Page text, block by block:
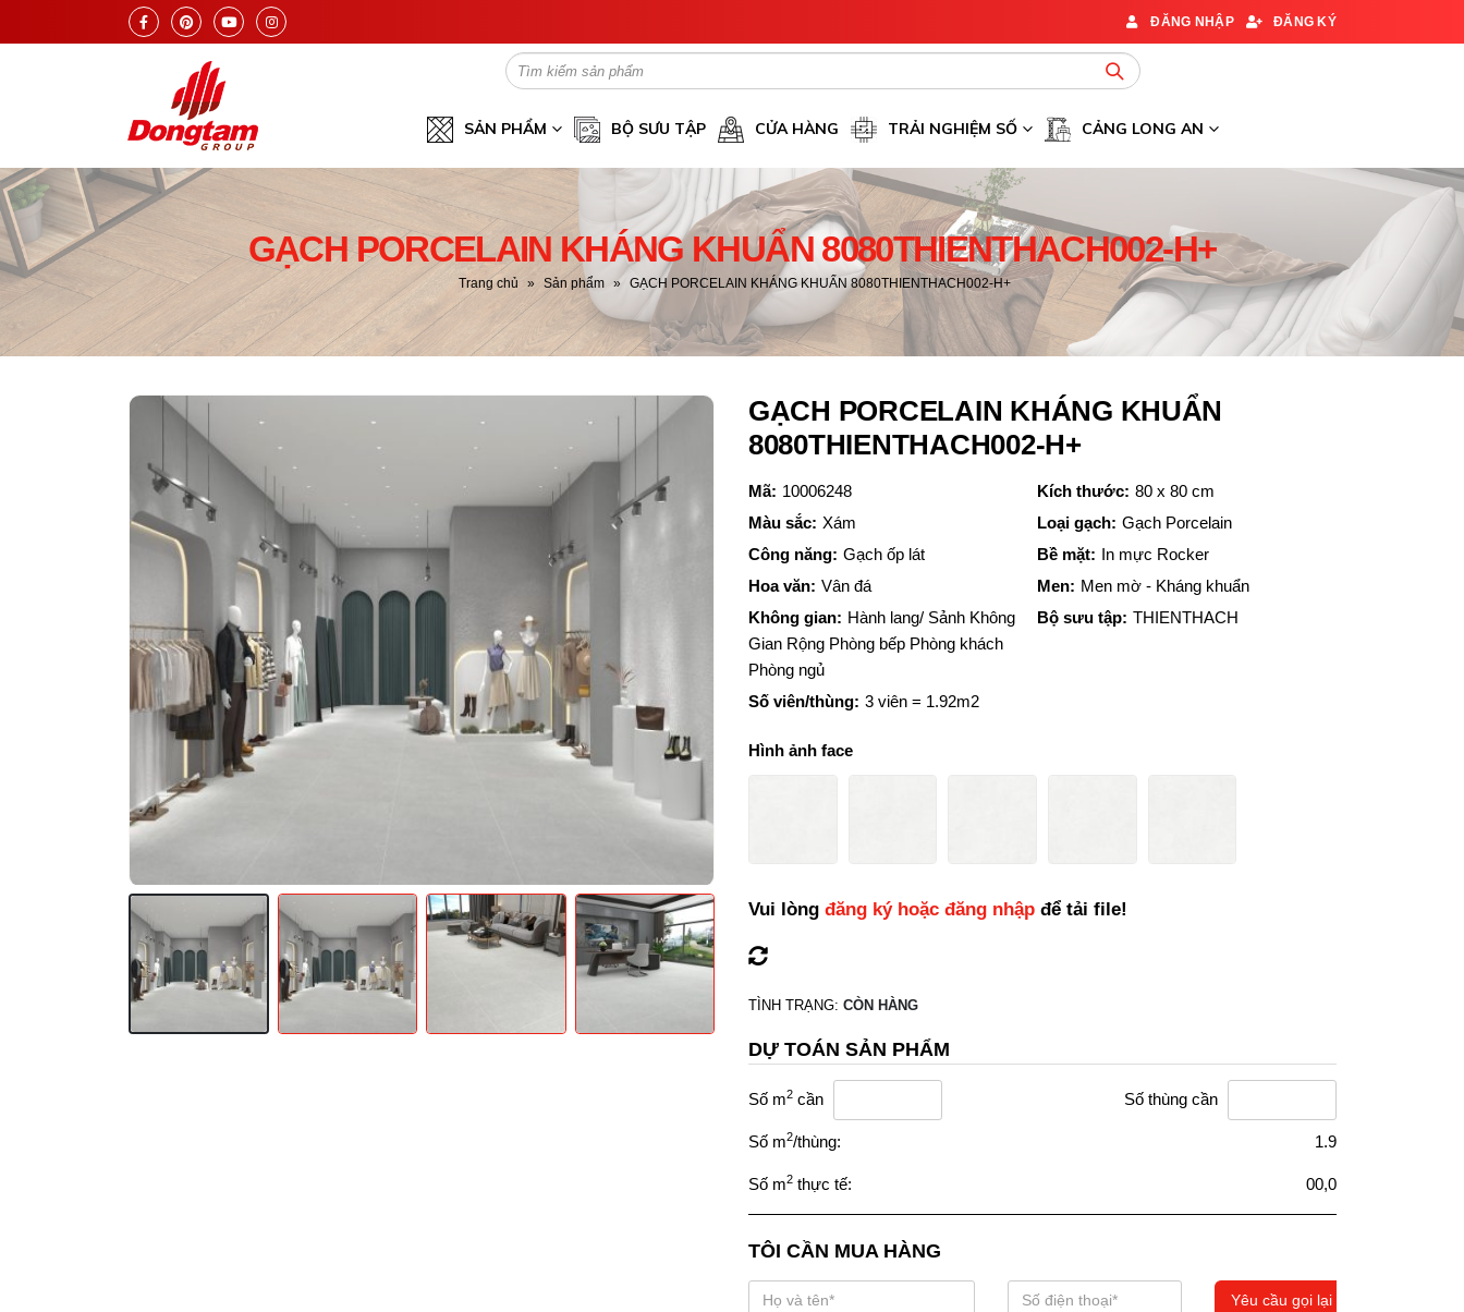
ĐĂNG NHẬP ĐĂNG KÝ
SẢN PHẨM BỘ SƯU TẬP CỬA HÀNG TRẢI NGHIỆM SỐ CẢNG LONG AN
GẠCH PORCELAIN KHÁNG KHUẨN 8080THIENTHACH002-H+
Trang chủ » Sản phẩm » GẠCH PORCELAIN KHÁNG KHUẨN 8080THIENTHACH002-H+
GẠCH PORCELAIN KHÁNG KHUẨN
8080THIENTHACH002-H+
Mã: 10006248 Kích thước: 80 x 80 cm
Màu sắc: Xám Loại gạch: Gạch Porcelain
Công năng: Gạch ốp lát Bề mặt: In mực Rocker
Hoa văn: Vân đá Men: Men mờ - Kháng khuẩn
Không gian: Hành lang/ Sảnh Không
Gian Rộng Phòng bếp Phòng khách
Phòng ngủ
Bộ sưu tập: THIENTHACH
Số viên/thùng: 3 viên = 1.92m2
Hình ảnh face
Vui lòng đăng ký hoặc đăng nhập để tải file!
TÌNH TRẠNG: CÒN HÀNG
DỰ TOÁN SẢN PHẨM
Số m2 cần Số thùng cần
Số m2/thùng: 1.9
Số m2 thực tế: 00,0
TÔI CẦN MUA HÀNG